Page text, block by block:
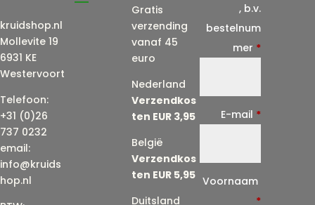
kruidshop.nl
Mollevite 19
6931 KE
Westervoort
Telefoon:
+31 (0)26
737 0232
email:
info@kruids
hop.nl
Gratis
verzending
vanaf 45
euro
Nederland
Verzendkos
ten EUR 3,95
België
Verzendkos
ten EUR 5,95
Duitsland
, b.v.
bestelnum
mer *
E-mail *
Voornaam
*